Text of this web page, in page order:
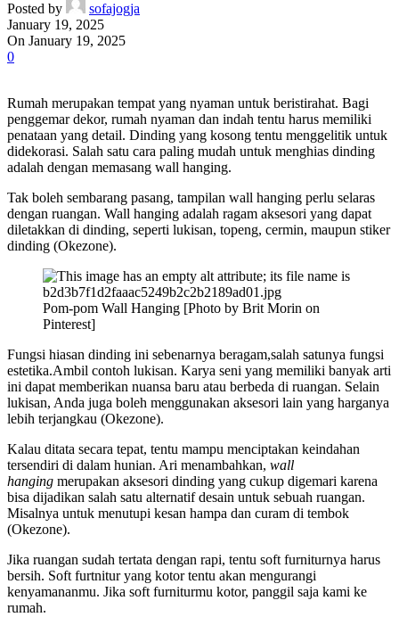
Posted by
sofajogja
January 19, 2025
On January 19, 2025
0
Rumah merupakan tempat yang nyaman untuk beristirahat. Bagi
penggemar dekor, rumah nyaman dan indah tentu harus memiliki
penataan yang detail. Dinding yang kosong tentu menggelitik untuk
didekorasi. Salah satu cara paling mudah untuk menghias dinding
adalah dengan memasang wall hanging.
Tak boleh sembarang pasang, tampilan wall hanging perlu selaras
dengan ruangan. Wall hanging adalah ragam aksesori yang dapat
diletakkan di dinding, seperti lukisan, topeng, cermin, maupun stiker
dinding (Okezone).
Pom-pom Wall Hanging [Photo by Brit Morin on
Pinterest]
Fungsi hiasan dinding ini sebenarnya beragam,salah satunya fungsi
estetika.Ambil contoh lukisan. Karya seni yang memiliki banyak arti
ini dapat memberikan nuansa baru atau berbeda di ruangan. Selain
lukisan, Anda juga boleh menggunakan aksesori lain yang harganya
lebih terjangkau (Okezone).
Kalau ditata secara tepat, tentu mampu menciptakan keindahan
tersendiri di dalam hunian. Ari menambahkan, wall
hanging merupakan aksesori dinding yang cukup digemari karena
bisa dijadikan salah satu alternatif desain untuk sebuah ruangan.
Misalnya untuk menutupi kesan hampa dan curam di tembok
(Okezone).
Jika ruangan sudah tertata dengan rapi, tentu soft furniturnya harus
bersih. Soft furtnitur yang kotor tentu akan mengurangi
kenyamananmu. Jika soft furniturmu kotor, panggil saja kami ke
rumah.